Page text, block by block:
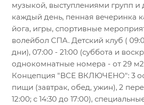
музыкой, выступлениями групп и
каждый день, пенная вечеринка
йога, игры, спортивные
волейбол СПА. Детский клуб (
дни), 07:00 - 21:00 (суббота и
однокомнатные номера - от 29
Концепция "ВСЕ ВКЛЮЧЕНО": 3
пищи (завтрак, обед, ужин), 2
12:00; с 14:30 до 17:00),